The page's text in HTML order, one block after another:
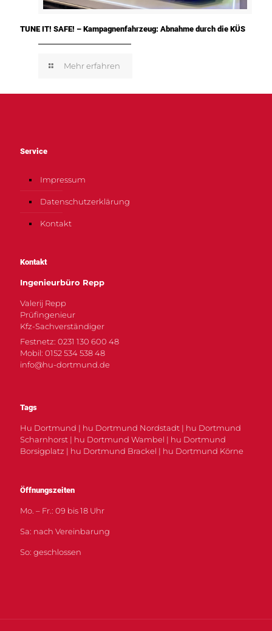
TUNE IT! SAFE! – Kampagnenfahrzeug: Abnahme durch die KÜS
Mehr erfahren
Service
Impressum
Datenschutzerklärung
Kontakt
Kontakt
Ingenieurbüro Repp
Valerij Repp
Prüfingenieur
Kfz-Sachverständiger
Festnetz: 0231 130 600 48
Mobil: 0152 534 538 48
info@hu-dortmund.de
Tags
Hu Dortmund | hu Dortmund Nordstadt | hu Dortmund
Scharnhorst | hu Dortmund Wambel | hu Dortmund
Borsigplatz | hu Dortmund Brackel | hu Dortmund Körne
Öffnungszeiten
Mo. – Fr.: 09 bis 18 Uhr
Sa: nach Vereinbarung
So: geschlossen